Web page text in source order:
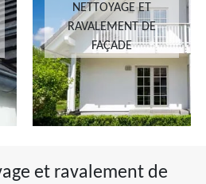
NETTOYAGE ET
RAVALEMENT DE
FAÇADE
et ravalement de